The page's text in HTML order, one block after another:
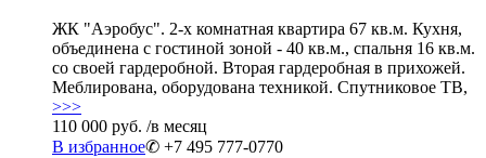
ЖК "Аэробус". 2-х комнатная квартира 67 кв.м. Кухня,
объединена с гостиной зоной - 40 кв.м., спальня 16 кв.м.
со своей гардеробной. Вторая гардеробная в прихожей.
Меблирована, оборудована техникой. Спутниковое ТВ,
>>>
110 000 руб. /в месяц
В избранное✆ +7 495 777-0770